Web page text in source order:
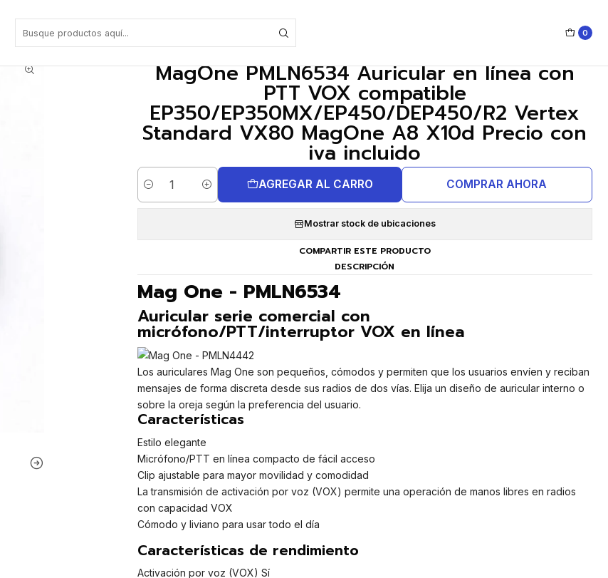
0
EP350/EP350MX/EP450/DEP450/R2 Vertex Standard VX80 MagOne A8 X10d Precio con iva incluido
MagOne PMLN6534 Auricular en línea con
PTT VOX compatible
EP350/EP350MX/EP450/DEP450/R2 Vertex
Standard VX80 MagOne A8 X10d Precio con
iva incluido
Cantidad
AGREGAR AL CARRO COMPRAR AHORA
Mostrar stock de ubicaciones
COMPARTIR ESTE PRODUCTO
DESCRIPCIÓN
Mag One - PMLN6534
Auricular serie comercial con
micrófono/PTT/interruptor VOX en línea
Los auriculares Mag One son pequeños, cómodos y permiten que los usuarios envíen y reciban
mensajes de forma discreta desde sus radios de dos vías. Elija un diseño de auricular interno o
sobre la oreja según la preferencia del usuario.
Características
Estilo elegante
Micrófono/PTT en línea compacto de fácil acceso
Clip ajustable para mayor movilidad y comodidad
La transmisión de activación por voz (VOX) permite una operación de manos libres en radios
con capacidad VOX
Cómodo y liviano para usar todo el día
Características de rendimiento
Activación por voz (VOX) Sí